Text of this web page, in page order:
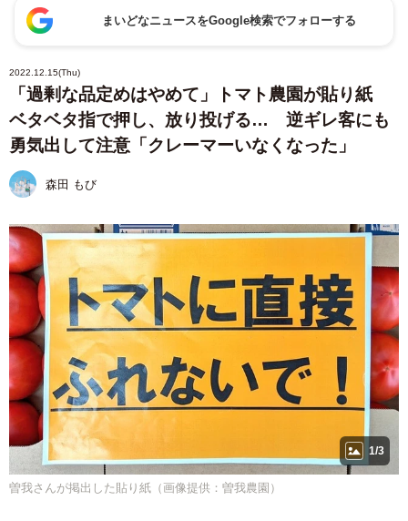
まいどなニュースをGoogle検索でフォローする
2022.12.15(Thu)
「過剰な品定めはやめて」トマト農園が貼り紙
ベタベタ指で押し、放り投げる… 逆ギレ客にも
勇気出して注意「クレーマーいなくなった」
森田 もび
1/3
曽我さんが掲出した貼り紙（画像提供：曽我農園）